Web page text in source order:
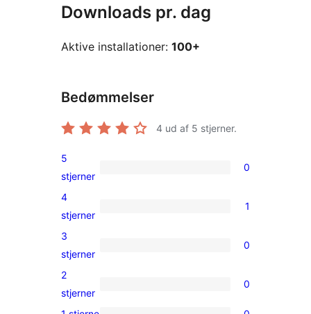
Downloads pr. dag
Aktive installationer: 100+
Bedømmelser
4 ud af 5 stjerner.
0
5-
stjernet
5
stjerner
0
1
4-
stjernet
4
stjerner
1
0
3-
stjernet
3
stjerner
0
0
2-
2
stjerner
0